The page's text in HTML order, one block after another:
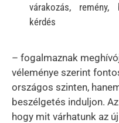
várakozás, remény,
kérdés
– fogalmaznak
véleménye szerint
országos szinten,
beszélgetés induljon.
hogy mit várhatunk az